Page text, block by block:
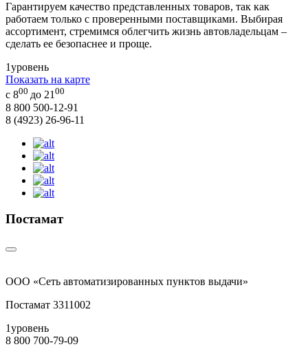
Гарантируем качество представленных товаров, так как
работаем только с проверенными поставщиками. Выбирая
ассортимент, стремимся облегчить жизнь автовладельцам –
сделать ее безопаснее и проще.
1уровень
Показать на карте
с 800 до 2100
8 800 500-12-91
8 (4923) 26-96-11
Постамат
ООО «Сеть автоматизированных пунктов выдачи»
Постамат 3311002
1уровень
8 800 700-79-09